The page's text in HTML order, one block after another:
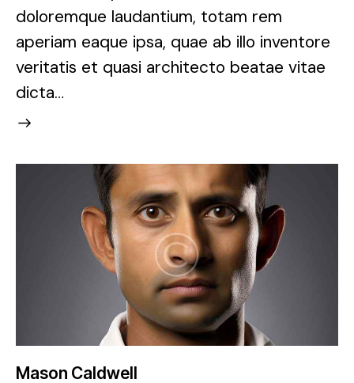
doloremque laudantium, totam rem
aperiam eaque ipsa, quae ab illo inventore
veritatis et quasi architecto beatae vitae
dicta…
Mason Caldwell